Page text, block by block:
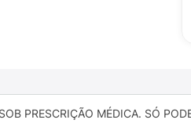
PRESCRIÇÃO MÉDICA. SÓ